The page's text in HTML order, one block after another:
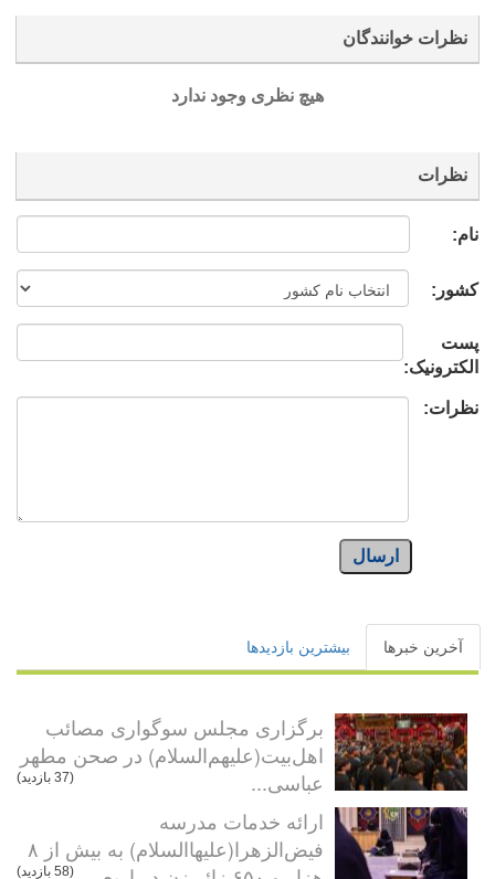
نظرات خوانندگان
هیچ نظری وجود ندارد
نظرات
نام:
کشور:
پست
الکترونیک:
نظرات:
ارسال
آخرین خبرها بیشترین بازدیدها
برگزاری مجلس سوگواری مصائب
اهل‌بیت(علیهم‌السلام) در صحن مطهر
عباسی...
(37 بازدید)
ارائه خدمات مدرسه
فیض‌الزهرا(علیهاالسلام) به بیش از ۸
(58 بازدید)